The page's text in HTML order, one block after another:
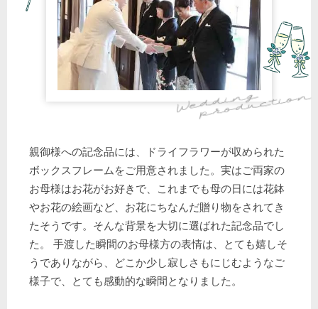
親御様への記念品には、ドライフラワーが収められた
ボックスフレームをご用意されました。実はご両家の
お母様はお花がお好きで、これまでも母の日には花鉢
やお花の絵画など、お花にちなんだ贈り物をされてき
たそうです。そんな背景を大切に選ばれた記念品でし
た。 手渡した瞬間のお母様方の表情は、とても嬉しそ
うでありながら、どこか少し寂しさもにじむようなご
様子で、とても感動的な瞬間となりました。